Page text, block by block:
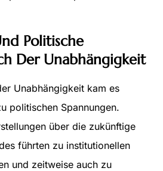
Politische
Der Unabhängigkeit
Unabhängigkeit kam es
politischen Spannungen.
über die zukünftige
führten zu institutionellen
und zeitweise auch zu